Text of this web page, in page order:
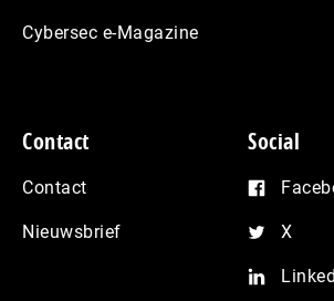
Cybersec e-Magazine
Contact
Contact
Nieuwsbrief
Social
X